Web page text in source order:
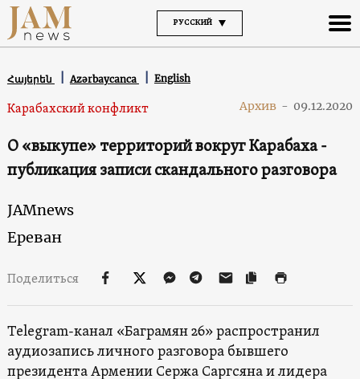
РУССКИЙ
Հայերեն Azərbaycanca English
Карабахский конфликт Архив - 09.12.2020
О «выкупе» территорий вокруг Карабаха -
публикация записи скандального разговора
JAMnews
Ереван
Поделиться
Telegram-канал «Баграмян 26» распространил
аудиозапись личного разговора бывшего
президента Армении Сержа Саргсяна и лидера